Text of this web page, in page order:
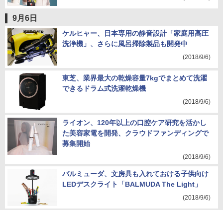
9月6日
ケルヒャー、日本専用の静音設計「家庭用高圧
洗浄機」、さらに風呂掃除製品も開発中
(2018/9/6)
東芝、業界最大の乾燥容量7kgでまとめて洗濯
できるドラム式洗濯乾燥機
(2018/9/6)
ライオン、120年以上の口腔ケア研究を活かし
た美容家電を開発、クラウドファンディングで
募集開始
(2018/9/6)
バルミューダ、文房具も入れておける子供向け
LEDデスクライト「BALMUDA The Light」
(2018/9/6)